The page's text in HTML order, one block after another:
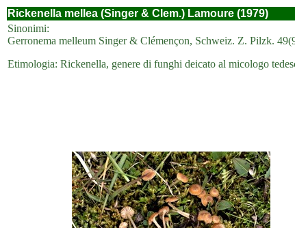
Rickenella mellea (Singer & Clem.) Lamoure (1979)
Sinonimi:
Gerronema melleum Singer & Clémençon, Schweiz. Z. Pilzk.
Etimologia: Rickenella, genere di funghi deicato al micologo